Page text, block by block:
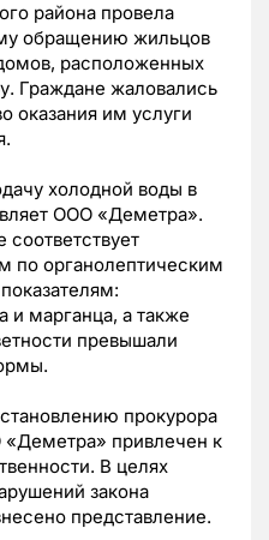
района провела
обращению жильцов
расположенных
Граждане жаловались
оказания им услуги
холодной воды в
ООО «Деметра».
соответствует
по органолептическим
и марганца, а также
превышали
прокурора
привлечен к
В целях
закона
представление.